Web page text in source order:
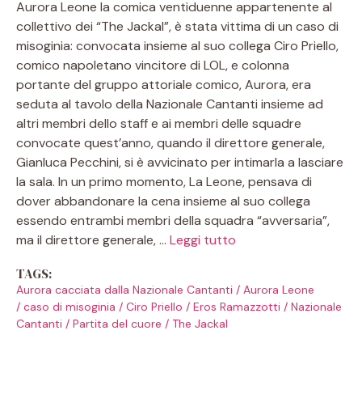
Aurora Leone la comica ventiduenne appartenente al
collettivo dei “The Jackal”, è stata vittima di un caso di
misoginia: convocata insieme al suo collega Ciro Priello,
comico napoletano vincitore di LOL, e colonna
portante del gruppo attoriale comico, Aurora, era
seduta al tavolo della Nazionale Cantanti insieme ad
altri membri dello staff e ai membri delle squadre
convocate quest’anno, quando il direttore generale,
Gianluca Pecchini, si è avvicinato per intimarla a lasciare
la sala. In un primo momento, La Leone, pensava di
dover abbandonare la cena insieme al suo collega
essendo entrambi membri della squadra “avversaria”,
ma il direttore generale, … Leggi tutto
TAGS:
Aurora cacciata dalla Nazionale Cantanti / Aurora Leone
/ caso di misoginia / Ciro Priello / Eros Ramazzotti / Nazionale
Cantanti / Partita del cuore / The Jackal